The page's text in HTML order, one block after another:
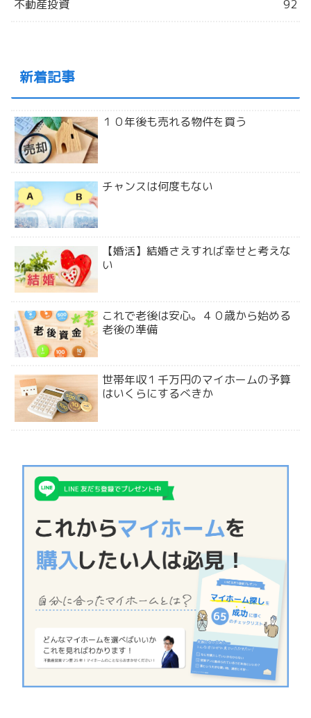
不動産投資 92
新着記事
１０年後も売れる物件を買う
チャンスは何度もない
【婚活】結婚さえすれば幸せと考えな
い
これで老後は安心。４０歳から始める
老後の準備
世帯年収１千万円のマイホームの予算
はいくらにするべきか